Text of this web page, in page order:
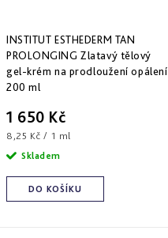
INSTITUT ESTHEDERM TAN
PROLONGING Zlatavý tělový
gel-krém na prodloužení opálení
200 ml
1 650 Kč
Měrná
cena:
8,25 Kč / 1 ml
DO KOŠÍKU
Skladem